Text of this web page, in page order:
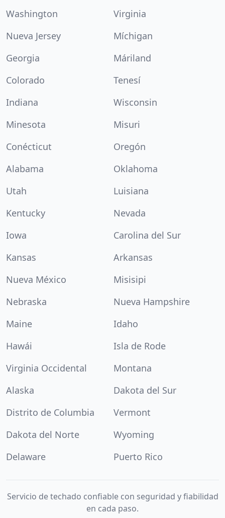
Washington
Virginia
Nueva Jersey
Míchigan
Georgia
Máriland
Colorado
Tenesí
Indiana
Wisconsin
Minesota
Misuri
Conécticut
Oregón
Alabama
Oklahoma
Utah
Luisiana
Kentucky
Nevada
Iowa
Carolina del Sur
Kansas
Arkansas
Nueva México
Misisipi
Nebraska
Nueva Hampshire
Maine
Idaho
Hawái
Isla de Rode
Virginia Occidental
Montana
Alaska
Dakota del Sur
Distrito de Columbia
Vermont
Dakota del Norte
Wyoming
Delaware
Puerto Rico
Servicio de techado confiable con seguridad y fiabilidad
en cada paso.